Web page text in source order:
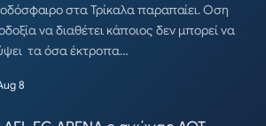
στα Τρίκαλα παραπαίει. Οση
να διαθέτει κάποιος δεν μπορεί να
τα όσα έκτροπα…
8